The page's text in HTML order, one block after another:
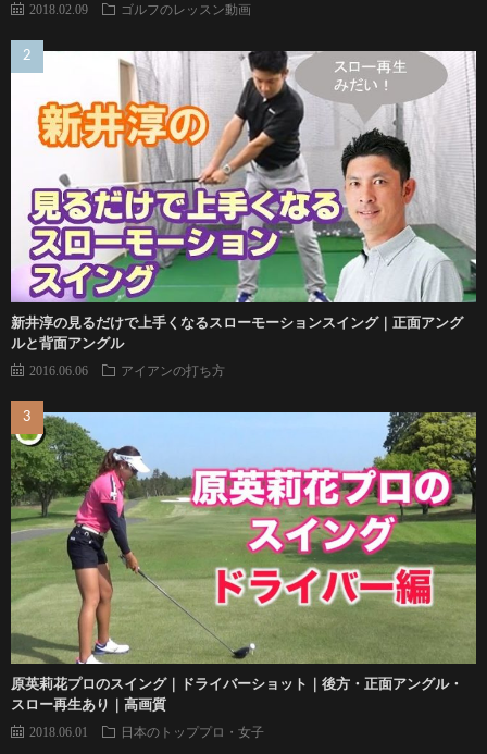
2018.02.09 ゴルフのレッスン動画
新井淳の見るだけで上手くなるスローモーションスイング｜正面アング
ルと背面アングル
2016.06.06 アイアンの打ち方
原英莉花プロのスイング｜ドライバーショット｜後方・正面アングル・
スロー再生あり｜高画質
2018.06.01 日本のトッププロ・女子